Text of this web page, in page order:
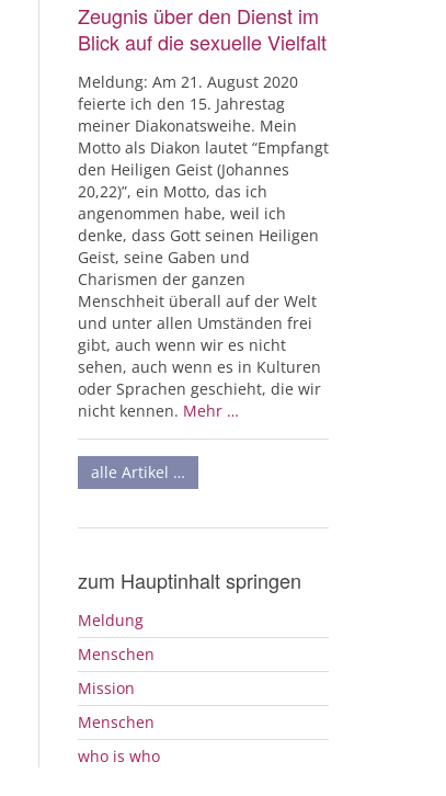
Zeugnis über den Dienst im
Blick auf die sexuelle Vielfalt
Meldung: Am 21. August 2020
feierte ich den 15. Jahrestag
meiner Diakonatsweihe. Mein
Motto als Diakon lautet “Empfangt
den Heiligen Geist (Johannes
20,22)”, ein Motto, das ich
angenommen habe, weil ich
denke, dass Gott seinen Heiligen
Geist, seine Gaben und
Charismen der ganzen
Menschheit überall auf der Welt
und unter allen Umständen frei
gibt, auch wenn wir es nicht
sehen, auch wenn es in Kulturen
oder Sprachen geschieht, die wir
nicht kennen. Mehr …
alle Artikel …
zum Hauptinhalt springen
Meldung
Menschen
Mission
Menschen
who is who